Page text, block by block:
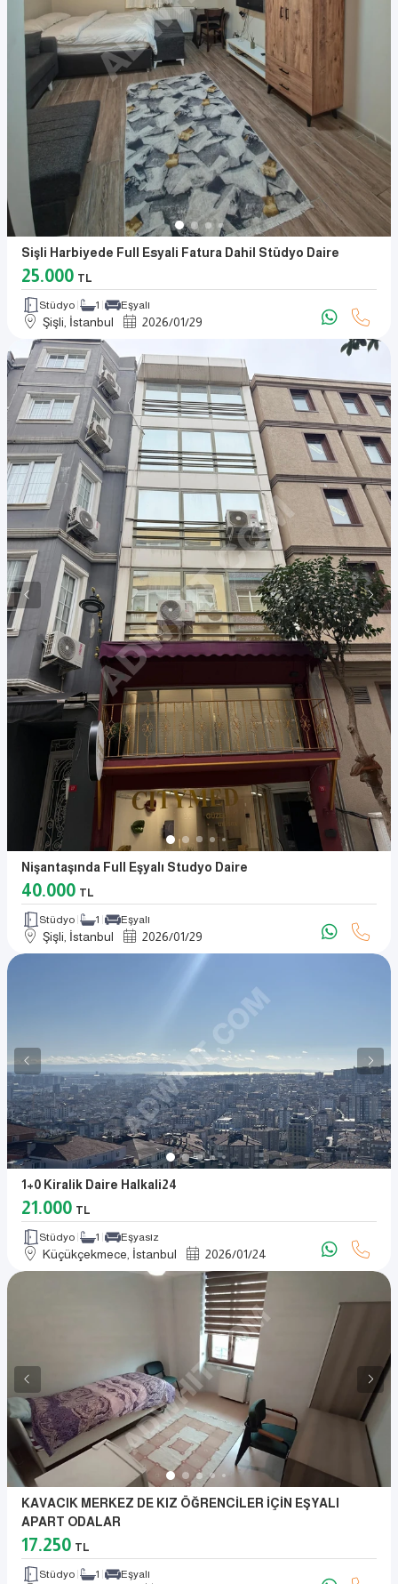
Sişli Harbiyede Full Esyali Fatura Dahil Stüdyo Daire
25.000 TL
Stüdyo 1 Eşyalı
Şişli, İstanbul 2026/01/29
Nişantaşında Full Eşyalı Studyo Daire
40.000 TL
Stüdyo 1 Eşyalı
Şişli, İstanbul 2026/01/29
1+0 Kiralik Daire Halkali24
21.000 TL
Stüdyo 1 Eşyasız
Küçükçekmece, İstanbul 2026/01/24
KAVACIK MERKEZ DE KIZ ÖĞRENCİLER İÇİN EŞYALI
APART ODALAR
17.250 TL
Stüdyo 1 Eşyalı